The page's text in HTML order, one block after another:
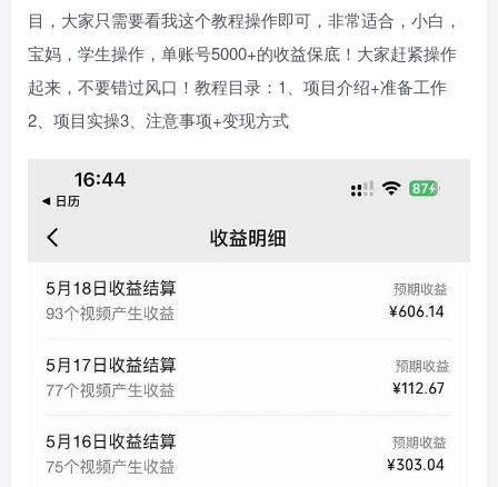
目，大家只需要看我这个教程操作即可，非常适合，小白，
宝妈，学生操作，单账号5000+的收益保底！大家赶紧操作
起来，不要错过风口！教程目录：1、项目介绍+准备工作
2、项目实操3、注意事项+变现方式